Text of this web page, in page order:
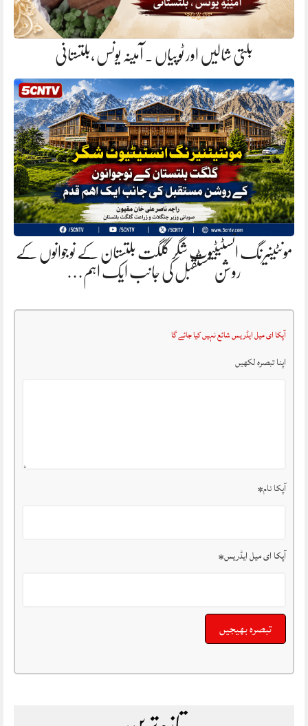
بلتی شالیں اور ٹوپیاں . آمینہ یونس ،بلتستانی
مونٹینیرنگ انسٹیٹیوٹ شگر گلگت بلتستان کے نوجوانوں کے
روشن مستقبل کی جانب ایک اہم…
آپکا ای میل ایڈریس شائع نہیں کیا جائے گا
اپنا تبصرہ لکھیں
آپکا نام*
آپکا ای میل ایڈریس*